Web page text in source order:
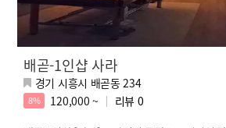
배곧-1인샵 사라
경기 시흥시 배곧동 234
8% 120,000 ~ 리뷰 0